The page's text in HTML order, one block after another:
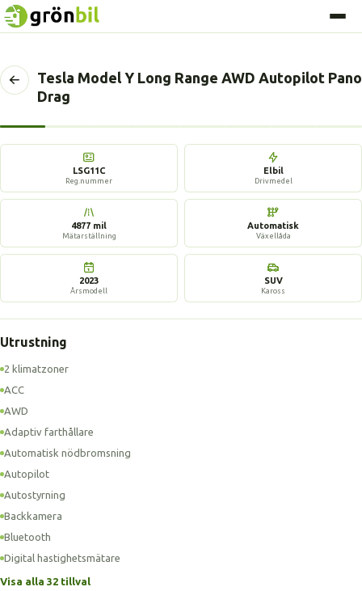
Tillbaka
sida
Tesla Model Y Long Range AWD Autopilot Pano
Drag
LSG11C
Reg.nummer
Elbil
Drivmedel
4877 mil
Mätarställning
Automatisk
Växellåda
2023
Årsmodell
SUV
Kaross
Utrustning
2 klimatzoner
ACC
AWD
Adaptiv farthållare
Automatisk nödbromsning
Autopilot
Autostyrning
Backkamera
Bluetooth
Digital hastighetsmätare
Visa alla 32 tillval